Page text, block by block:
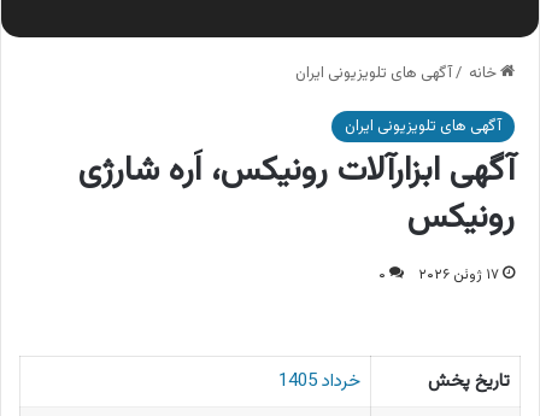
خانه /آگهی های تلویزیونی ایران
آگهی های تلویزیونی ایران
آگهی ابزارآلات رونیکس، اَره شارژی
رونیکس
۱۷ ژوئن ۲۰۲۶ ۰
تاریخ پخش
خرداد 1405